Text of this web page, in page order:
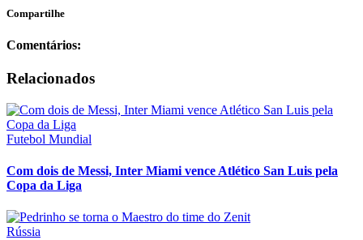
Compartilhe
Comentários:
Relacionados
Futebol Mundial
Com dois de Messi, Inter Miami vence Atlético San Luis pela
Copa da Liga
Rússia